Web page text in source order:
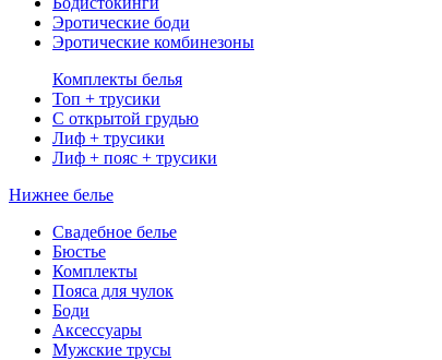
Эротические боди
Эротические комбинезоны
Комплекты белья
Топ + трусики
С открытой грудью
Лиф + трусики
Лиф + пояс + трусики
Нижнее белье
Свадебное белье
Бюстье
Комплекты
Пояса для чулок
Боди
Аксессуары
Мужские трусы